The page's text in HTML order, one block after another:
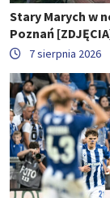
Stary Marych w
Poznań
7 sierpnia 2026